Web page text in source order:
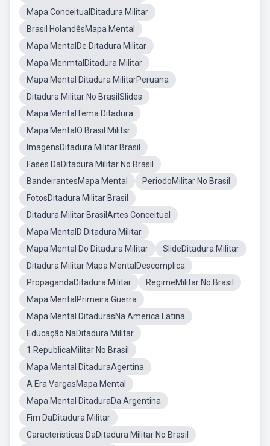
Mapa ConceitualDitadura Militar
Brasil HolandêsMapa Mental
Mapa MentalDe Ditadura Militar
Mapa MenmtalDitadura Militar
Mapa Mental Ditadura MilitarPeruana
Ditadura Militar No BrasilSlides
Mapa MentalTema Ditadura
Mapa MentalO Brasil Militsr
ImagensDitadura Militar Brasil
Fases DaDitadura Militar No Brasil
BandeirantesMapa Mental
PeriodoMilitar No Brasil
FotosDitadura Militar Brasil
Ditadura Militar BrasilArtes Conceitual
Mapa MentalD Ditadura Militar
Mapa Mental Do Ditadura Militar
SlideDitadura Militar
Ditadura Militar Mapa MentalDescomplica
PropagandaDitadura Militar
RegimeMilitar No Brasil
Mapa MentalPrimeira Guerra
Mapa Mental DitadurasNa America Latina
Educação NaDitadura Militar
1 RepublicaMilitar No Brasil
Mapa Mental DitaduraAgertina
A Era VargasMapa Mental
Mapa Mental DitaduraDa Argentina
Fim DaDitadura Militar
Características DaDitadura Militar No Brasil